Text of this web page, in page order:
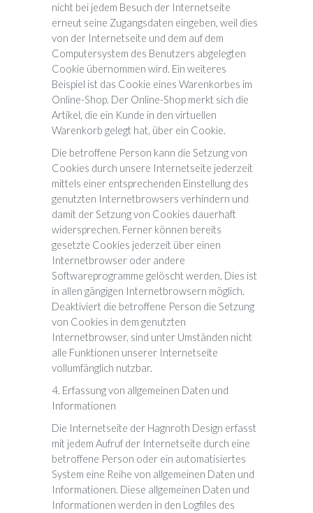
nicht bei jedem Besuch der Internetseite
erneut seine Zugangsdaten eingeben, weil dies
von der Internetseite und dem auf dem
Computersystem des Benutzers abgelegten
Cookie übernommen wird. Ein weiteres
Beispiel ist das Cookie eines Warenkorbes im
Online-Shop. Der Online-Shop merkt sich die
Artikel, die ein Kunde in den virtuellen
Warenkorb gelegt hat, über ein Cookie.
Die betroffene Person kann die Setzung von
Cookies durch unsere Internetseite jederzeit
mittels einer entsprechenden Einstellung des
genutzten Internetbrowsers verhindern und
damit der Setzung von Cookies dauerhaft
widersprechen. Ferner können bereits
gesetzte Cookies jederzeit über einen
Internetbrowser oder andere
Softwareprogramme gelöscht werden. Dies ist
in allen gängigen Internetbrowsern möglich.
Deaktiviert die betroffene Person die Setzung
von Cookies in dem genutzten
Internetbrowser, sind unter Umständen nicht
alle Funktionen unserer Internetseite
vollumfänglich nutzbar.
4. Erfassung von allgemeinen Daten und
Informationen
Die Internetseite der Hagnroth Design erfasst
mit jedem Aufruf der Internetseite durch eine
betroffene Person oder ein automatisiertes
System eine Reihe von allgemeinen Daten und
Informationen. Diese allgemeinen Daten und
Informationen werden in den Logfiles des